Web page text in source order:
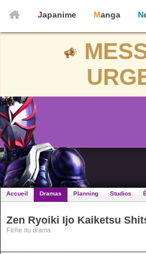
Japanime Manga
Accueil Dramas Planning Studios
Zen Ryoiki Ijo Kaiketsu
Fiche du drama